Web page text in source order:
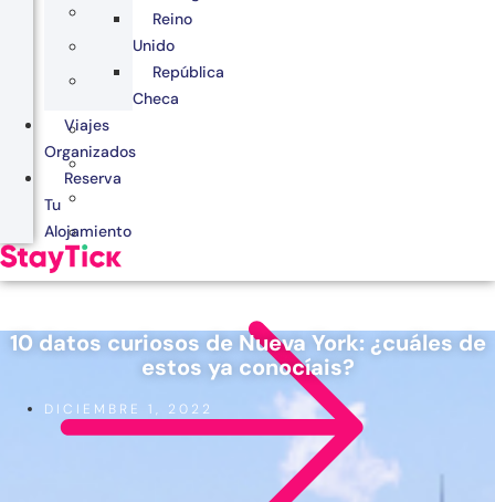
Reino
Unido
República
Checa
Viajes
Organizados
Reserva
Tu
Alojamiento
10 datos curiosos de Nueva York: ¿cuáles de
estos ya conocíais?
DICIEMBRE 1, 2022